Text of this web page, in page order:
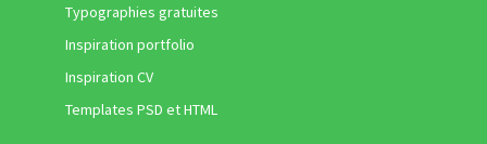
Typographies gratuites
Inspiration portfolio
Inspiration CV
Templates PSD et HTML